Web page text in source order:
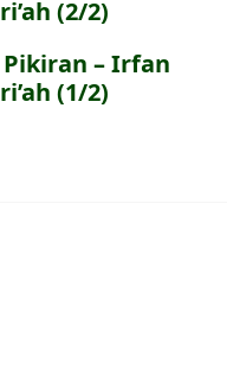
(2/2)
– Irfan
(1/2)